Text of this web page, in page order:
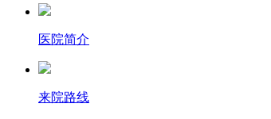
医院简介
来院路线